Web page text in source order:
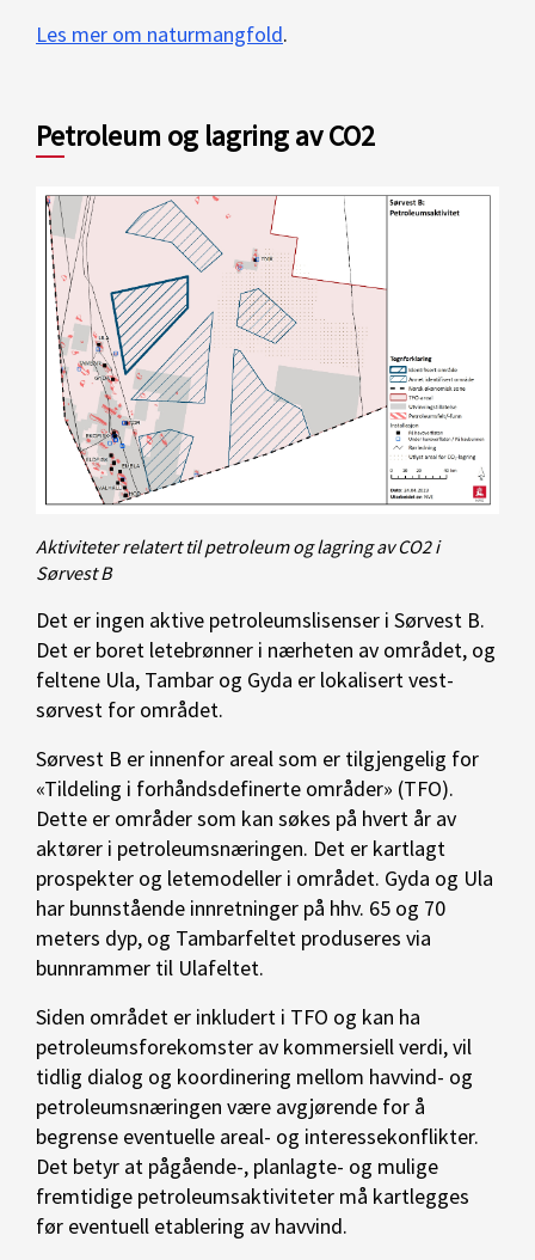
Les mer om naturmangfold.
Petroleum og lagring av CO2
Aktiviteter relatert til petroleum og lagring av CO2 i
Sørvest B
Det er ingen aktive petroleumslisenser i Sørvest B.
Det er boret letebrønner i nærheten av området, og
feltene Ula, Tambar og Gyda er lokalisert vest-
sørvest for området.
Sørvest B er innenfor areal som er tilgjengelig for
«Tildeling i forhåndsdefinerte områder» (TFO).
Dette er områder som kan søkes på hvert år av
aktører i petroleumsnæringen. Det er kartlagt
prospekter og letemodeller i området. Gyda og Ula
har bunnstående innretninger på hhv. 65 og 70
meters dyp, og Tambarfeltet produseres via
bunnrammer til Ulafeltet.
Siden området er inkludert i TFO og kan ha
petroleumsforekomster av kommersiell verdi, vil
tidlig dialog og koordinering mellom havvind- og
petroleumsnæringen være avgjørende for å
begrense eventuelle areal- og interessekonflikter.
Det betyr at pågående-, planlagte- og mulige
fremtidige petroleumsaktiviteter må kartlegges
før eventuell etablering av havvind.